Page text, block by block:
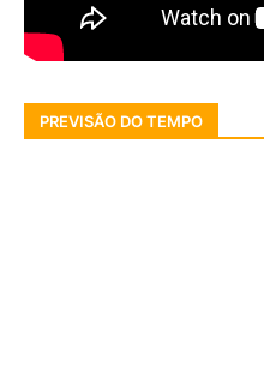
PREVISÃO DO TEMPO